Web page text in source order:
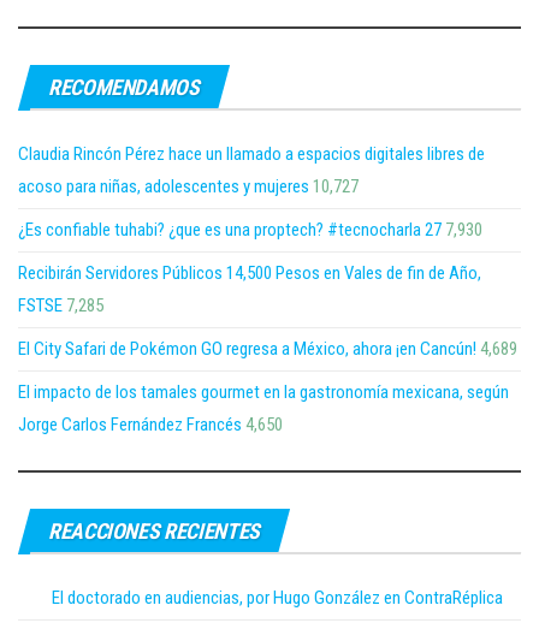
RECOMENDAMOS
Claudia Rincón Pérez hace un llamado a espacios digitales libres de
acoso para niñas, adolescentes y mujeres 10,727
¿Es confiable tuhabi? ¿que es una proptech? #tecnocharla 27 7,930
Recibirán Servidores Públicos 14,500 Pesos en Vales de fin de Año,
FSTSE 7,285
El City Safari de Pokémon GO regresa a México, ahora ¡en Cancún! 4,689
El impacto de los tamales gourmet en la gastronomía mexicana, según
Jorge Carlos Fernández Francés 4,650
REACCIONES RECIENTES
El doctorado en audiencias, por Hugo González en ContraRéplica